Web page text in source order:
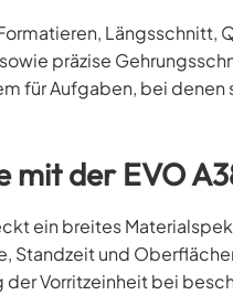
Längsschnitt,
präzise
für Aufgaben, bei denen
mit der EVO
ein breites
Standzeit und
der Vorritzeinheit bei